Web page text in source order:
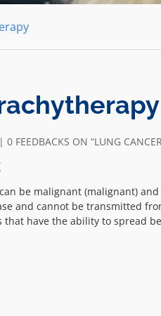
COMMENTS
0 FEEDBACKS ON “LUNG
be malignant (malignant)
and cannot be transmitted
that have the ability to spread